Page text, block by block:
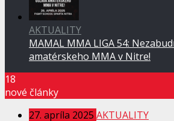
AKTUALITY
MAMAL MMA LIGA 54:
amatérskeho MMA v Nitre!
18
nové články
27. apríla 2025 AKTUALITY